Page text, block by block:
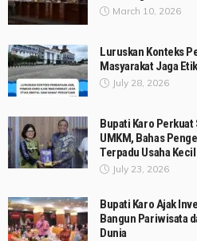
March 10, 2026
Luruskan Konteks
Masyarakat Jaga
July 28, 2026
Bupati Karo
UMKM, Bahas
Terpadu Usaha
July 23, 2026
Bupati Karo Ajak
Bangun Pariwisata
Dunia